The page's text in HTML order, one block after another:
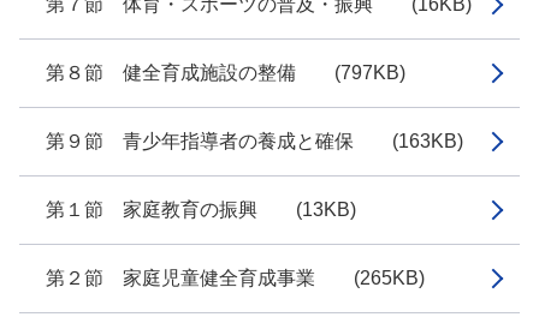
第７節 体育・スポーツの普及・振興 (16KB)
第８節 健全育成施設の整備 (797KB)
第９節 青少年指導者の養成と確保 (163KB)
第１節 家庭教育の振興 (13KB)
第２節 家庭児童健全育成事業 (265KB)